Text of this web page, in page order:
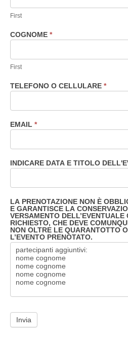
consigliata
First
COGNOME *
First
TELEFONO O CELLULARE *
EMAIL *
INDICARE DATA E TITOLO
LA PRENOTAZIONE NON È
E GARANTISCE LA
VERSAMENTO
RICHIESTO, CHE DEVE
NON OLTRE LE QUARANTOTTO
L’EVENTO PRENOTATO.
Invia